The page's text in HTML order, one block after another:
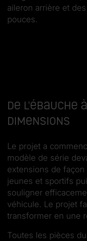
aileron arrière et
pouces.
De
dimensions
Le projet a
modèle de série
extensions de
jeunes et sportifs
souligner
véhicule. Le projet
transformer en une
Toutes les pièces